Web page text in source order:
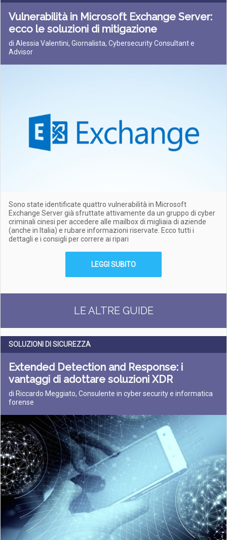
Vulnerabilità in Microsoft Exchange Server:
ecco le soluzioni di mitigazione
di Alessia Valentini, Giornalista, Cybersecurity Consultant e
Advisor
Sono state identificate quattro vulnerabilità in Microsoft
Exchange Server già sfruttate attivamente da un gruppo di cyber
criminali cinesi per accedere alle mailbox di migliaia di aziende
(anche in Italia) e rubare informazioni riservate. Ecco tutti i
dettagli e i consigli per correre ai ripari
LEGGI SUBITO
LE ALTRE GUIDE
SOLUZIONI DI SICUREZZA
Extended Detection and Response: i
vantaggi di adottare soluzioni XDR
di Riccardo Meggiato, Consulente in cyber security e informatica
forense